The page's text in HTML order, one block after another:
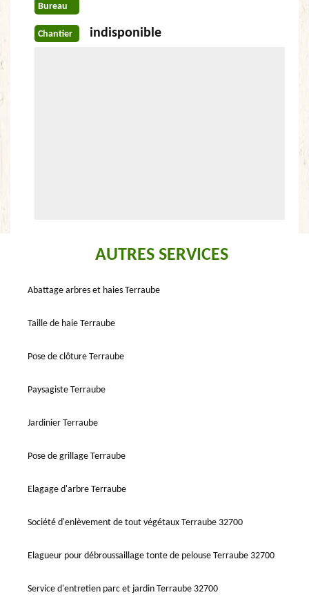
Bureau
Chantier indisponible
AUTRES SERVICES
Abattage arbres et haies Terraube
Taille de haie Terraube
Pose de clôture Terraube
Paysagiste Terraube
Jardinier Terraube
Pose de grillage Terraube
Elagage d'arbre Terraube
Société d'enlèvement de tout végétaux Terraube 32700
Elagueur pour débroussaillage tonte de pelouse Terraube 32700
Service d'entretien parc et jardin Terraube 32700